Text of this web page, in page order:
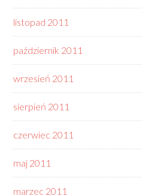
listopad 2011
październik 2011
wrzesień 2011
sierpień 2011
czerwiec 2011
maj 2011
marzec 2011